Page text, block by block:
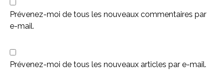
Prévenez-moi de tous les nouveaux commentaires par
e-mail.
Prévenez-moi de tous les nouveaux articles par e-mail.